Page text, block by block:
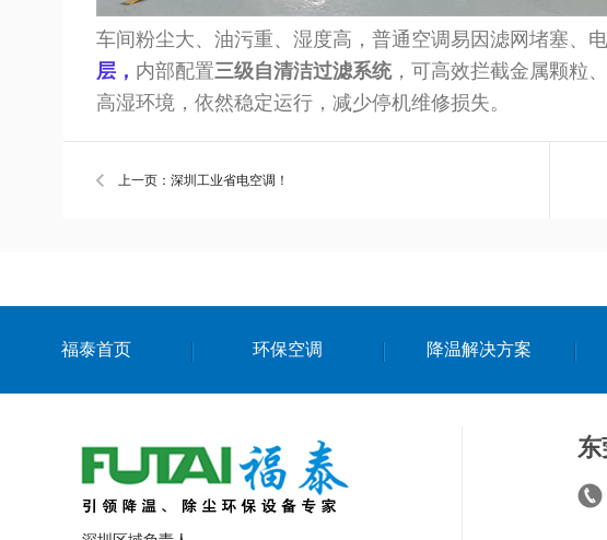
车间粉尘大、油污重、湿度高，普通空调易因滤网堵塞、电
层 ， 内部配置三级自清洁过滤系统，可高效拦截金属颗粒
高湿环境，依然稳定运行，减少停机维修损失。
上一页：深圳工业省电空调！
福泰首页 环保空调 降温解决方案